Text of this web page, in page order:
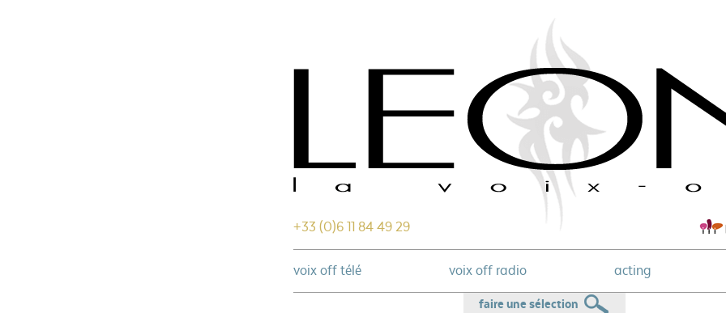
+33 (0)6 11 84 49 29
voix off télé voix off radio acting
faire une sélection